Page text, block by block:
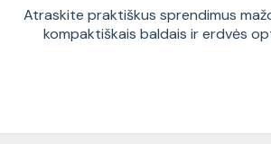
Atraskite praktiškus sprendimus
kompaktiškais baldais ir erdvės